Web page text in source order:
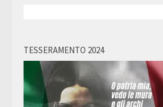
TESSERAMENTO 2024